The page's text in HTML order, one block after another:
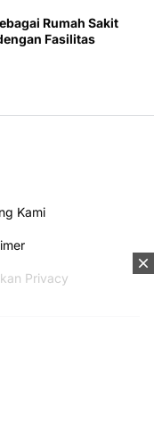
Rumah Sakit
Fasilitas
Kami
Privacy